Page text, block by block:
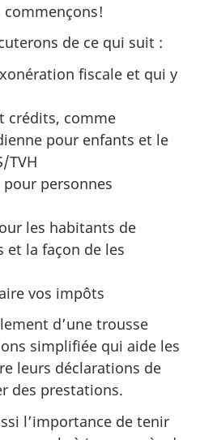
de ce qui suit :
fiscale et qui y
crédits, comme
pour enfants et le
TVH
personnes
les habitants de
et la façon de les
vos impôts
d’une trousse
simplifiée qui aide les
leurs déclarations de
des prestations.
l’importance de tenir